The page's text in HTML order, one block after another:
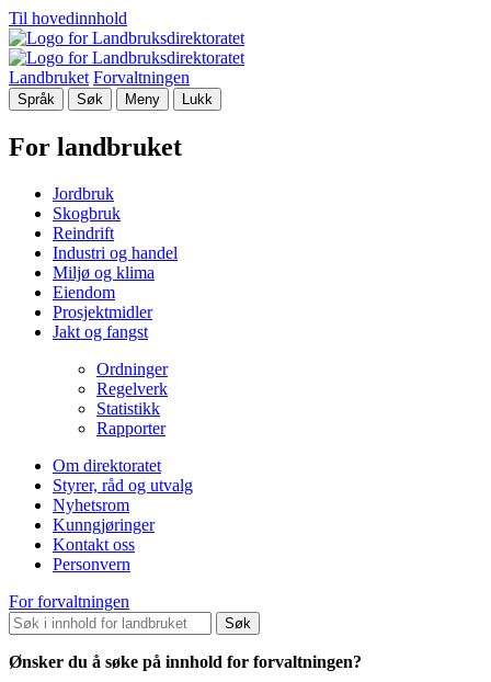
Til hovedinnhold
Landbruket Forvaltningen
Språk Søk Meny Lukk
For landbruket
Jordbruk
Skogbruk
Reindrift
Industri og handel
Miljø og klima
Eiendom
Prosjektmidler
Jakt og fangst
Ordninger
Regelverk
Statistikk
Rapporter
Om direktoratet
Styrer, råd og utvalg
Nyhetsrom
Kunngjøringer
Kontakt oss
Personvern
For forvaltningen
Søk
Ønsker du å søke på innhold for forvaltningen?